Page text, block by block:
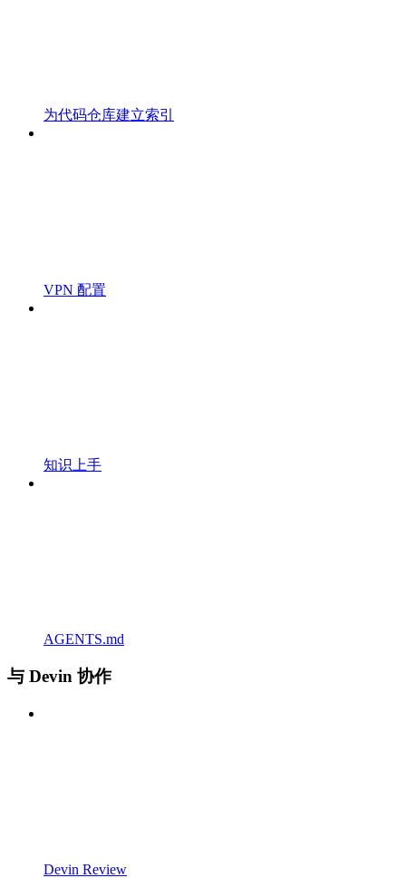
为代码仓库建立索引
VPN 配置
知识上手
AGENTS.md
与 Devin 协作
Devin Review